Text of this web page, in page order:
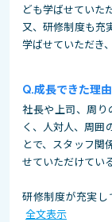
ども学ばせていた
又、研修制度も充
学ばせていただき
成長できた理
社長や上司、周
く、人対人、周囲
とで、スタッフ関
せていただけてい
研修制度が充実
全文表示